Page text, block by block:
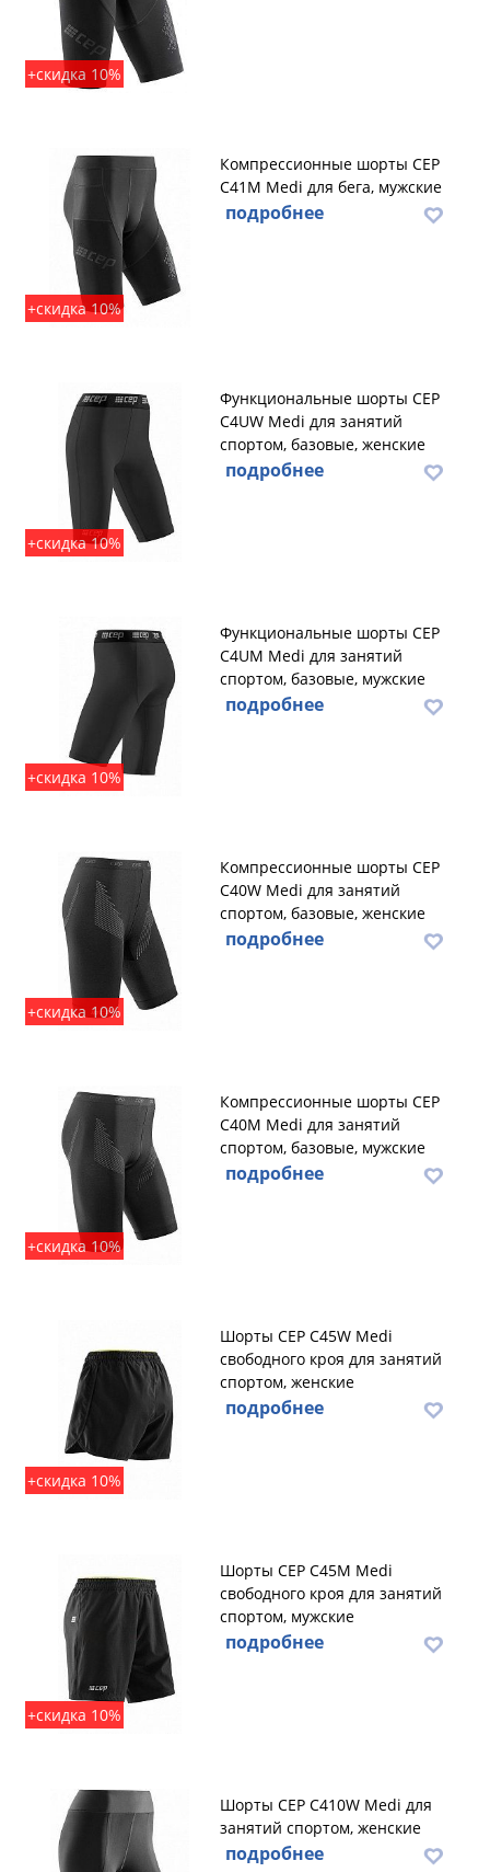
+скидка 10%
+скидка 10%
Компрессионные шорты CEP
C41M Medi для бега, мужские
подробнее
+скидка 10%
Функциональные шорты CEP
C4UW Medi для занятий
спортом, базовые, женские
подробнее
+скидка 10%
Функциональные шорты CEP
C4UM Medi для занятий
спортом, базовые, мужские
подробнее
+скидка 10%
Компрессионные шорты CEP
C40W Medi для занятий
спортом, базовые, женские
подробнее
+скидка 10%
Компрессионные шорты CEP
C40M Medi для занятий
спортом, базовые, мужские
подробнее
+скидка 10%
Шорты CEP C45W Medi
свободного кроя для занятий
спортом, женские
подробнее
+скидка 10%
Шорты CEP C45M Medi
свободного кроя для занятий
спортом, мужские
подробнее
Шорты CEP C410W Medi для
занятий спортом, женские
подробнее